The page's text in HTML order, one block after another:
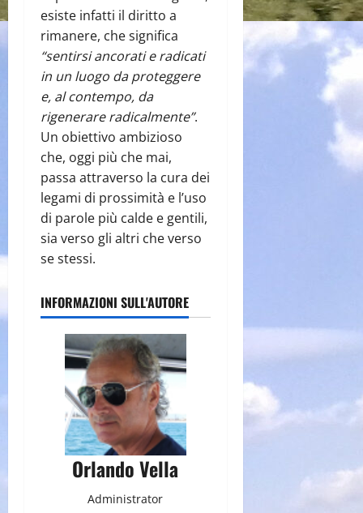
esiste infatti il diritto a
rimanere, che significa
“sentirsi ancorati e radicati
in un luogo da proteggere
e, al contempo, da
rigenerare radicalmente”.
Un obiettivo ambizioso
che, oggi più che mai,
passa attraverso la cura dei
legami di prossimità e l’uso
di parole più calde e gentili,
sia verso gli altri che verso
se stessi.
INFORMAZIONI SULL'AUTORE
Orlando Vella
Administrator